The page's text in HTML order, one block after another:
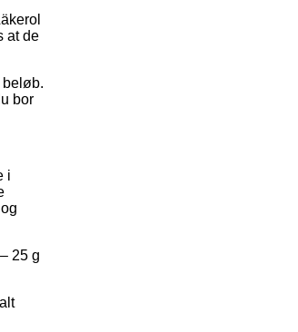
at de
beløb.
bor
i
25 g